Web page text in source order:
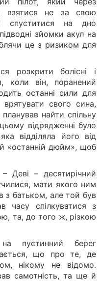
взятися не за свою
спуститися на дно
зйомки акул на
це з ризиком для
розкрити болісні і
коли він, поранений
останні сили для
свого сина,
найти спільну
відрядженні було
відділяла його від
«останній дюйм», щоб
Деві – десятирічний
мати якого ним
з батьком, але той був
часу спілкуватися з
та, до того ж, різкою
пустинний берег
що про те, де
нікому не відомо.
самотність, та ще й